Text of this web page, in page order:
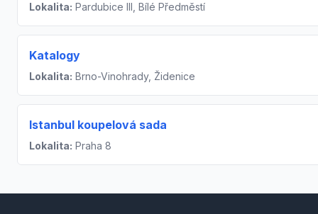
Lokalita: Pardubice III, Bílé Předměstí
Katalogy
Lokalita: Brno-Vinohrady, Židenice
Istanbul koupelová sada
Lokalita: Praha 8